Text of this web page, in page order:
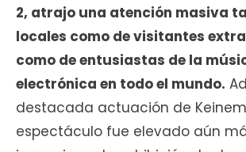
2, atrajo una atención masiva
locales como de visitantes
como de entusiastas de la
electrónica en todo el mundo.
destacada actuación de
espectáculo fue elevado aún